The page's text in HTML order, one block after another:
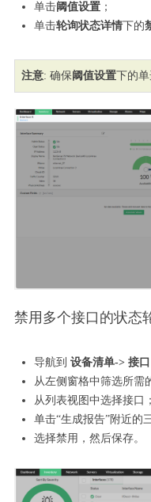
单击阈值设置；
单击轮询状态详情下的
注意: 确保阈值设置下的单
禁用多个接口的状态
导航到 设备清单-> 接口
从左侧窗格中筛选所需
从列表视图中选择接口；
单击“生成报告”附近的
选择禁用，然后保存。